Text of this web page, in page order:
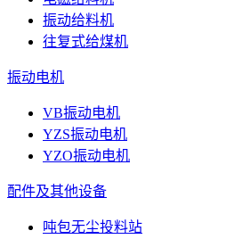
振动给料机
往复式给煤机
振动电机
VB振动电机
YZS振动电机
YZO振动电机
配件及其他设备
吨包无尘投料站